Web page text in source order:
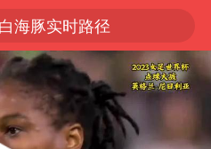
海豚实时路径
“电影+”如何激发千亿级消费新活力？
秘鲁和墨西哥宣布恢复外交关系